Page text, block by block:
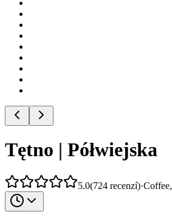
Tętno | Półwiejska
5.0(724 recenzí)·